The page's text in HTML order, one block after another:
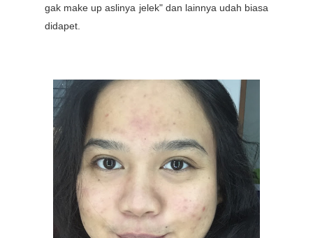
gak make up aslinya jelek" dan lainnya udah biasa
didapet.